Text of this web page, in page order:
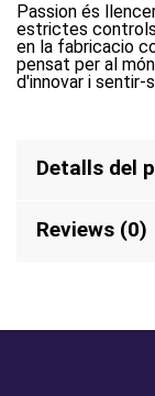
Passion és
estrictes
en la fabricacio
pensat per al
d'innovar i sentir-
Detalls del
Reviews (0)